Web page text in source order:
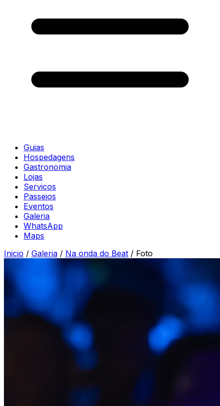
Guias
Hospedagens
Gastronomia
Lojas
Servicos
Passeios
Eventos
Galeria
WhatsApp
Maps
Inicio / Galeria / Na onda do Beat / Foto